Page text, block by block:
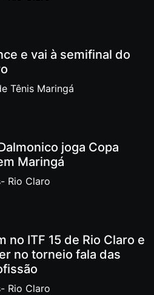
e vai à semifinal do
Tênis Maringá
joga Copa
Maringá
Rio Claro
no ITF 15 de Rio Claro e
no torneio fala das
Rio Claro